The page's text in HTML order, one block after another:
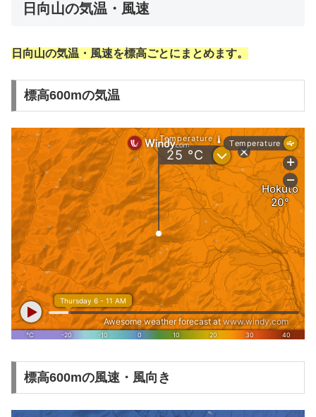
日向山の気温・風速
日向山の気温・風速を標高ごとにまとめます。
標高600mの気温
標高600mの風速・風向き